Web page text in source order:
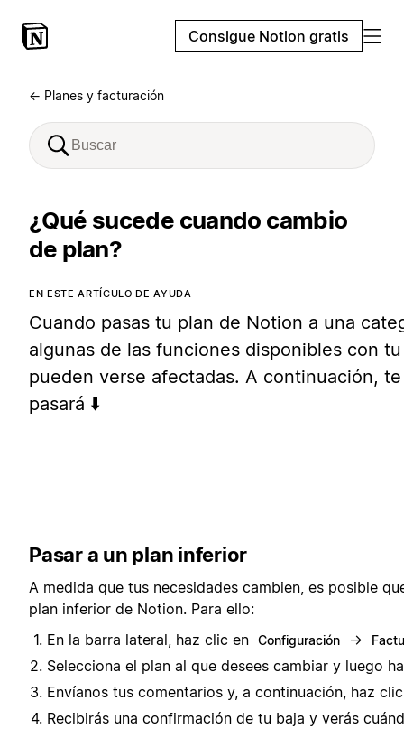
Consigue Notion gratis
← Planes y facturación
¿Qué sucede cuando cambio
de plan?
EN ESTE ARTÍCULO DE AYUDA
Cuando pasas tu plan de Notion a una
algunas de las funciones disponibles con
pueden verse afectadas. A continuación,
pasará ⬇️
Pasar a un plan inferior
A medida que tus necesidades cambien, es posible
plan inferior de Notion. Para ello:
En la barra lateral, haz clic en Configuración →
Selecciona el plan al que desees cambiar y luego
Envíanos tus comentarios y, a continuación, haz
Recibirás una confirmación de tu baja y verás